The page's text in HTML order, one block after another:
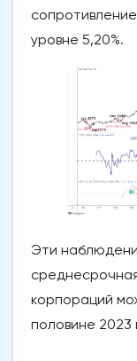
уровне 5,20%.
Эти
корпораций
половине 2023